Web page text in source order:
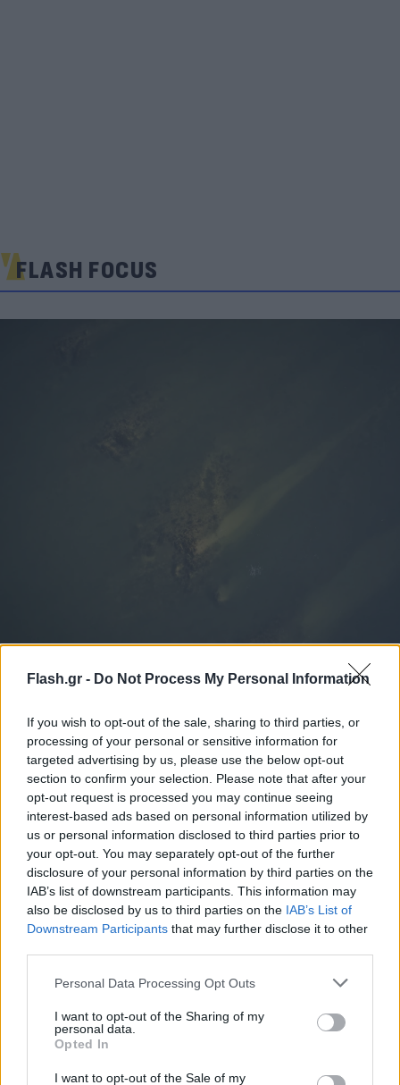
Flash.gr - Do Not Process My Personal Information
If you wish to opt-out of the sale, sharing to third parties, or
processing of your personal or sensitive information for
targeted advertising by us, please use the below opt-out
section to confirm your selection. Please note that after your
opt-out request is processed you may continue seeing
interest-based ads based on personal information utilized by
us or personal information disclosed to third parties prior to
your opt-out. You may separately opt-out of the further
disclosure of your personal information by third parties on the
IAB’s list of downstream participants. This information may
also be disclosed by us to third parties on the IAB’s List of
Downstream Participants that may further disclose it to other
Please note that this website/app uses one or more Google
not limited to your visit or usage behaviour. You may click to
grant or deny consent to Google and its third-party tags to
use your data for below specified purposes in below Google
consent section.
Personal Data Processing Opt Outs
I want to opt-out of the Sharing of my
personal data.
Opted In
I want to opt-out of the Sale of my
FLASH FOCUS
Η χαμηλή στάθμη του Δούναβη στη
Βουλγαρία αποκάλυψε τη γέφυρα του
Μεγάλου Κωνσταντίνου
06.08.2026